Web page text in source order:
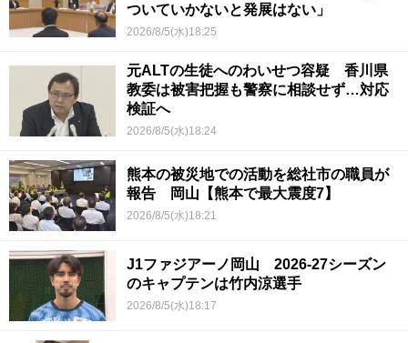
ついていかないと発展はない」
2026/8/5(水)18:25
元ALTの生徒へのわいせつ容疑 香川県
教委は被害把握も警察に相談せず…対応
検証へ
2026/8/5(水)18:24
熊本の被災地での活動を総社市の職員が
報告 岡山【熊本で最大震度7】
2026/8/5(水)18:21
J1ファジアーノ岡山 2026-27シーズン
のキャプテンは竹内涼選手
2026/8/5(水)18:17